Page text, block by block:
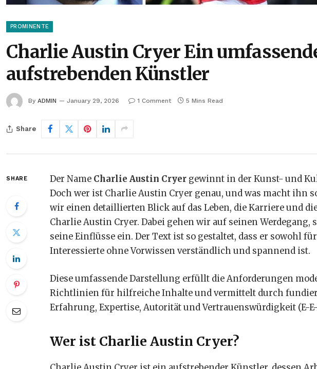
PROMINENTE
Charlie Austin Cryer Ein
aufstrebenden Künstler
By ADMIN January 29, 2026 1 Comment 5 Mins Read
Share
SHARE Der Name Charlie Austin Cryergewinnt in der Kunst- und
Doch wer ist Charlie Austin Cryer genau, und was macht ihn
wir einen detaillierten Blick auf das Leben, die Karriere und
Charlie Austin Cryer. Dabei gehen wir auf seinen
seine Einflüsse ein. Der Text ist so gestaltet, dass er sowohl
Interessierte ohne Vorwissen verständlich und spannend ist.
Diese umfassende Darstellung erfüllt die Anforderungen
Richtlinien für hilfreiche Inhalte und vermittelt durch
Erfahrung, Expertise, Autorität und Vertrauenswürdigkeit (E-E-
Wer ist Charlie Austin Cryer?